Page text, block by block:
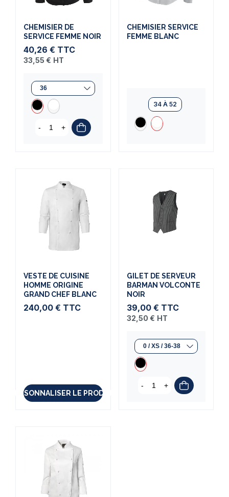
CHEMISIER DE
SERVICE FEMME NOIR
40,26 € TTC
33,55 € HT
- +
CHEMISIER SERVICE
FEMME BLANC
34 À 52
VESTE DE CUISINE
HOMME ORIGINE
GRAND CHEF BLANC
240,00 € TTC
PERSONNALISER LE PRODUIT
GILET DE SERVEUR
BARMAN VOLCONTE
NOIR
39,00 € TTC
32,50 € HT
- +